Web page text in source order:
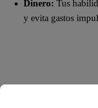
Dinero: Tus
y evita gastos